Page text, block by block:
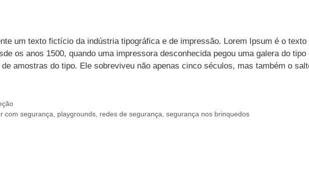
um texto fictício da indústria tipográfica e de impressão. Lorem Ipsum é o texto
os anos 1500, quando uma impressora desconhecida pegou uma galera do tipo
amostras do tipo. Ele sobreviveu não apenas cinco séculos, mas também o
com segurança, playgrounds, redes de segurança, segurança nos brinquedos